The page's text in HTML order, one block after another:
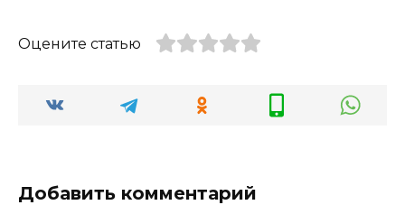
Оцените статью
Добавить комментарий